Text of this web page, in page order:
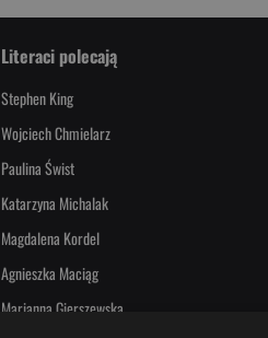
Literaci polecają
Stephen King
Wojciech Chmielarz
Paulina Świst
Katarzyna Michalak
Magdalena Kordel
Agnieszka Maciąg
Marianna Gierszewska